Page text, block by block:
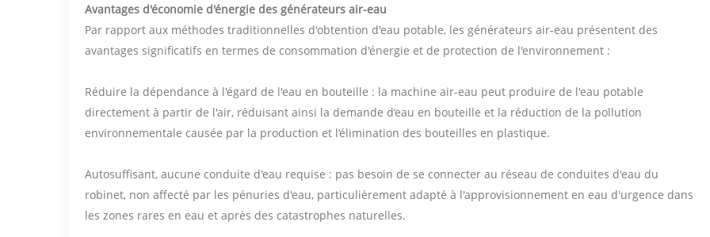
Avantages d'économie d'énergie des générateurs air-eau
Par rapport aux méthodes traditionnelles d'obtention d'eau potable, les générateurs air-eau présentent des
avantages significatifs en termes de consommation d'énergie et de protection de l'environnement :
Réduire la dépendance à l'égard de l'eau en bouteille : la machine air-eau peut produire de l'eau potable
directement à partir de l'air, réduisant ainsi la demande d’eau en bouteille et la réduction de la pollution
environnementale causée par la production et l’élimination des bouteilles en plastique.
Autosuffisant, aucune conduite d'eau requise : pas besoin de se connecter au réseau de conduites d'eau du
robinet, non affecté par les pénuries d'eau, particulièrement adapté à l'approvisionnement en eau d'urgence dans
les zones rares en eau et après des catastrophes naturelles.